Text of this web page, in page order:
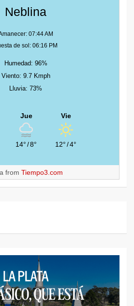
Neblina
07:44 AM
de sol: 06:16 PM
Humedad: 96%
Viento: 9.7 Kmph
Lluvia: 73%
Jue
14°/8°
Vie
12°/4°
from Tiempo3.com